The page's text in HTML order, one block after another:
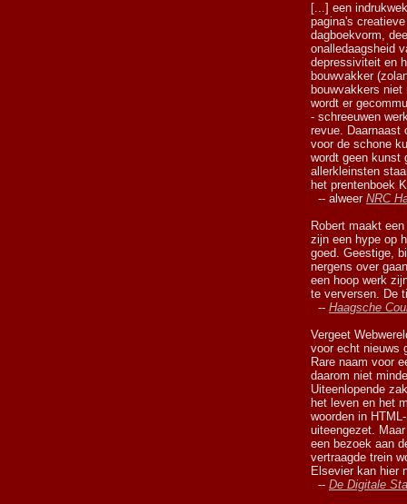
[...] een
pagina's
dagboekvorm,
onalledaagsheid
depressiviteit en
bouwvakker
bouwvakkers
wordt er
- schreeuwen
revue. Daarnaast
voor de schone
wordt geen kunst
allerkleinsten
het prentenboek
-- alweer NRC
Robert maakt
zijn een hype op
goed. Geestige,
nergens over
een hoop werk
te verversen. De
-- Haagsche
Vergeet
voor echt nieuws
Rare naam voor
daarom niet
Uiteenlopende
het leven en het
woorden in
uiteengezet.
een bezoek aan
vertraagde trein
Elsevier kan hier
-- De Digitale